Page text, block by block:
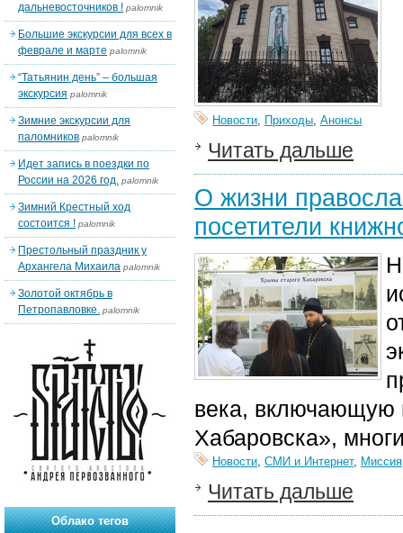
Новости, Приходы, Анонсы
Читать дальше
О жизни
посетители
века, включающую
Хабаровска»,
Новости, СМИ и Интернет, Миссия
Читать дальше
дальневосточников ! palomnik
Большие экскурсии для всех в
феврале и марте palomnik
“Татьянин день” – большая
экскурсия palomnik
Зимние экскурсии для
паломников palomnik
Идет запись в поездки по
России на 2026 год. palomnik
Зимний Крестный ход
состоится ! palomnik
Престольный праздник у
Архангела Михаила palomnik
Золотой октябрь в
Петропавловке. palomnik
Облако тегов